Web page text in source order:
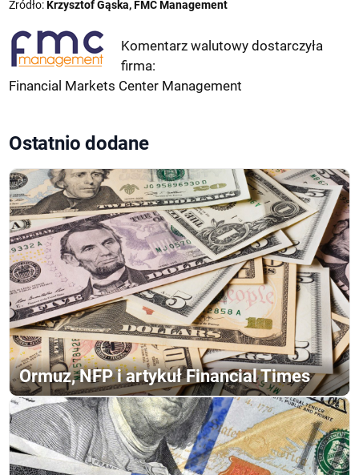
Źródło:Krzysztof Gąska, FMC Management
Komentarz walutowy dostarczyła
firma:
Financial Markets Center Management
Ostatnio dodane
Ormuz, NFP i artykuł Financial Times